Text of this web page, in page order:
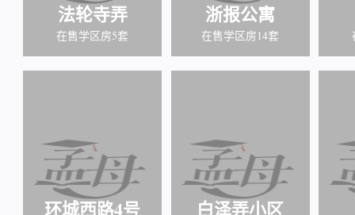
法轮寺弄
在售学区房5套
浙报公寓
在售学区房14套
环城西路4号 白泽弄小区